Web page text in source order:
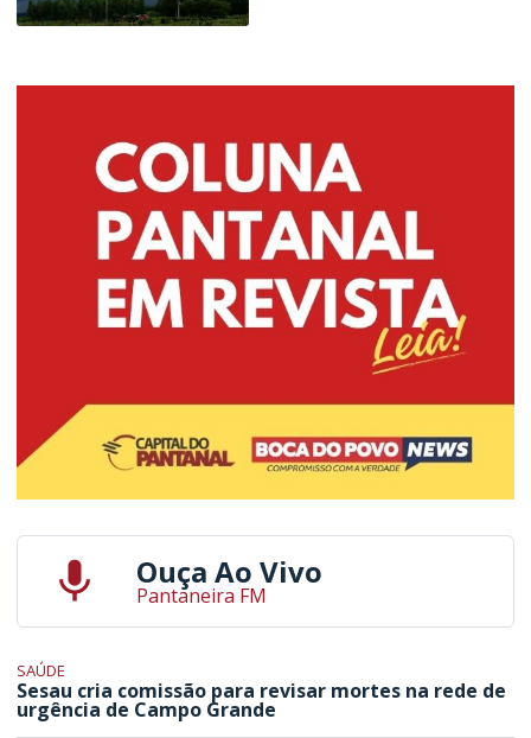
Ouça Ao Vivo
Pantaneira FM
SAÚDE
Sesau cria comissão para revisar mortes na rede de
urgência de Campo Grande